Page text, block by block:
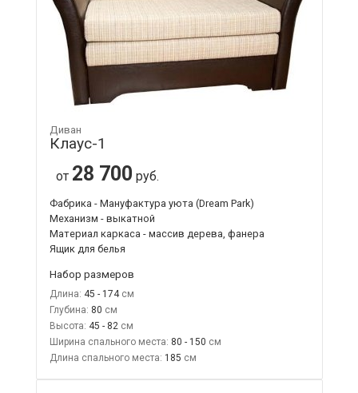
Диван
Клаус-1
от 28 700 руб.
Фабрика - Мануфактура уюта (Dream Park)
Механизм - выкатной
Материал каркаса - массив дерева, фанера
Ящик для белья
Набор размеров
Длина: 45 - 174
Глубина: 80
Высота: 45 - 82
Ширина спального места: 80 - 150
Длина спального места: 185